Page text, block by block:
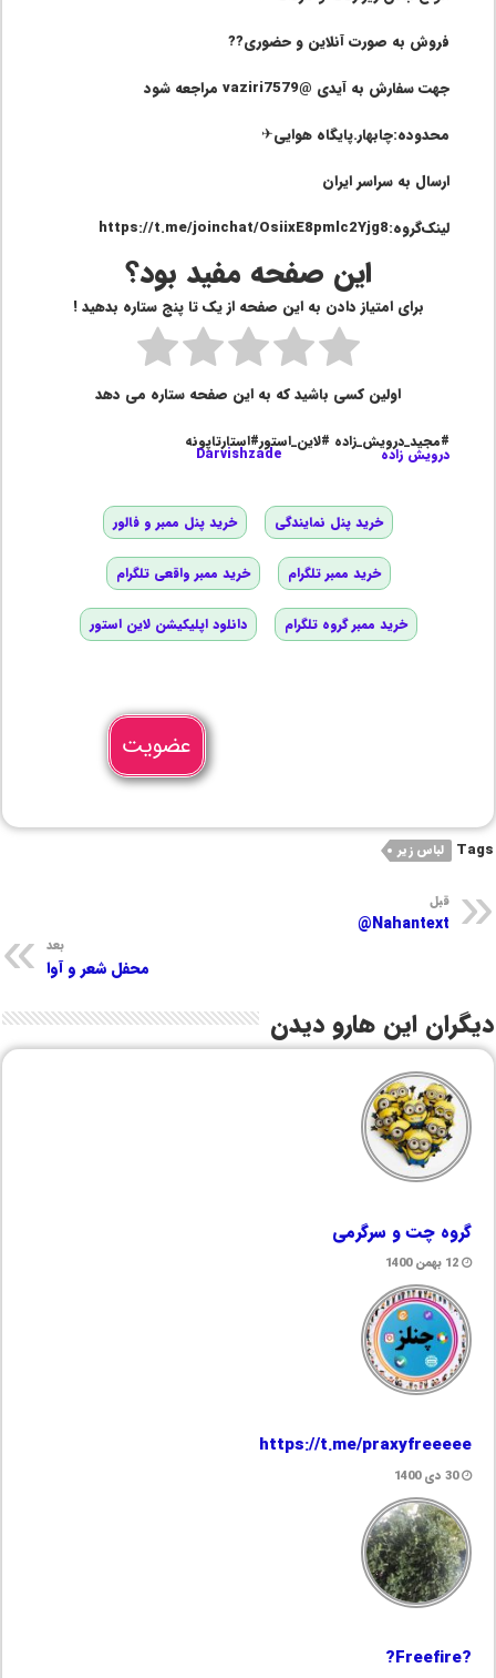
فروش به صورت آنلاین و حضوری??
جهت سفارش به آیدی @vaziri7579 مراجعه شود
محدوده:چابهار.پایگاه هوایی✈
ارسال به سراسر ایران
لینک‌گروه:https://t.me/joinchat/OsiixE8pmlc2Yjg8
این صفحه مفید بود؟
برای امتیاز دادن به این صفحه از یک تا پنج ستاره بدهید !
اولین کسی باشید که به این صفحه ستاره می دهد
#مجید_درویش_زاده #لاین_استور#استارتاپونه
درویش زاده Darvishzade
خرید پنل نمایندگی خرید پنل ممبر و فالور
خرید ممبر تلگرام خرید ممبر واقعی تلگرام
خرید ممبر گروه تلگرام دانلود اپلیکیشن لاین استور
عضویت
Tags لباس زیر
قبل
Nahantext@
بعد
محفل شعر و آوا
دیگران این هارو دیدن
گروه چت و سرگرمی
12 بهمن 1400
https://t.me/praxyfreeeee
30 دی 1400
?Freefire?